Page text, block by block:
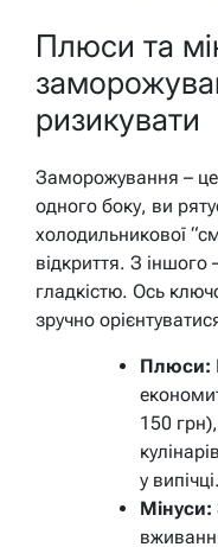
Плюси та
ризикувати
Заморожування –
одного боку, ви
холодильникової
відкриття. З
гладкістю. Ось
зручно
Плюси:
150
у випічці.
Мінуси: